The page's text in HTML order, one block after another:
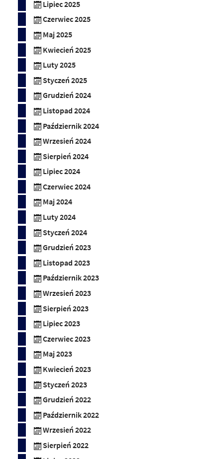
Lipiec 2025
Czerwiec 2025
Maj 2025
Kwiecień 2025
Luty 2025
Styczeń 2025
Grudzień 2024
Listopad 2024
Październik 2024
Wrzesień 2024
Sierpień 2024
Lipiec 2024
Czerwiec 2024
Maj 2024
Luty 2024
Styczeń 2024
Grudzień 2023
Listopad 2023
Październik 2023
Wrzesień 2023
Sierpień 2023
Lipiec 2023
Czerwiec 2023
Maj 2023
Kwiecień 2023
Styczeń 2023
Grudzień 2022
Październik 2022
Wrzesień 2022
Sierpień 2022